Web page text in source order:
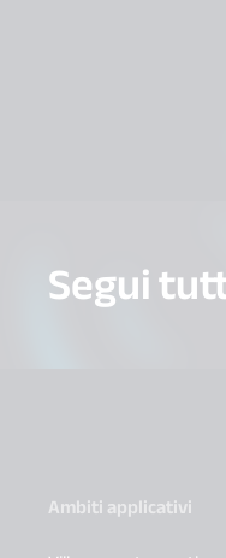
Segui
Ambiti applicativi